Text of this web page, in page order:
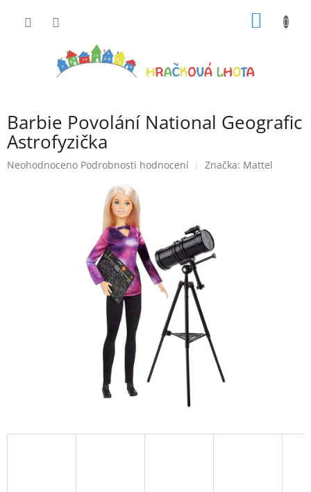
Barbie Povolání National Geografic
Astrofyzička
Průměrné
Neohodnoceno Podrobnosti hodnocení Značka: Mattel